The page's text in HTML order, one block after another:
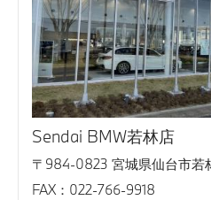
Sendai BMW若林店
〒984-0823 宮城県仙台市若
FAX：022-766-9918